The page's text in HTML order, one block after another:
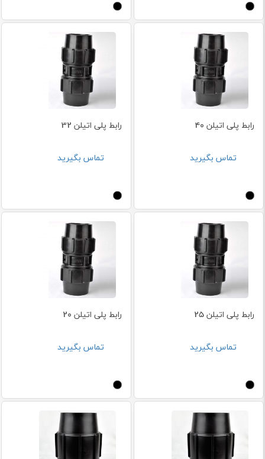
رابط پلی اتیلن 40
تماس بگیرید
رابط پلی اتیلن 32
تماس بگیرید
رابط پلی اتیلن 25
تماس بگیرید
رابط پلی اتیلن 20
تماس بگیرید